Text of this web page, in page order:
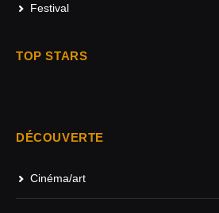
Festival
TOP STARS
DÉCOUVERTE
Cinéma/art